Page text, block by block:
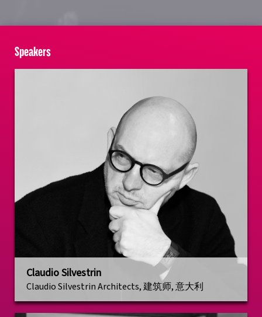
Speakers
Claudio Silvestrin
Claudio Silvestrin Architects, 建筑师, 意大利